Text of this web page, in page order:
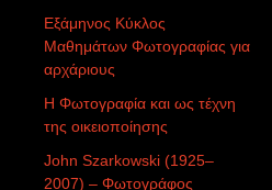
Εξάμηνος Κύκλος
Μαθημάτων Φωτογραφίας για
αρχάριους
Η Φωτογραφία και ως τέχνη
της οικειοποίησης
John Szarkowski (1925–
2007) – Φωτογράφος